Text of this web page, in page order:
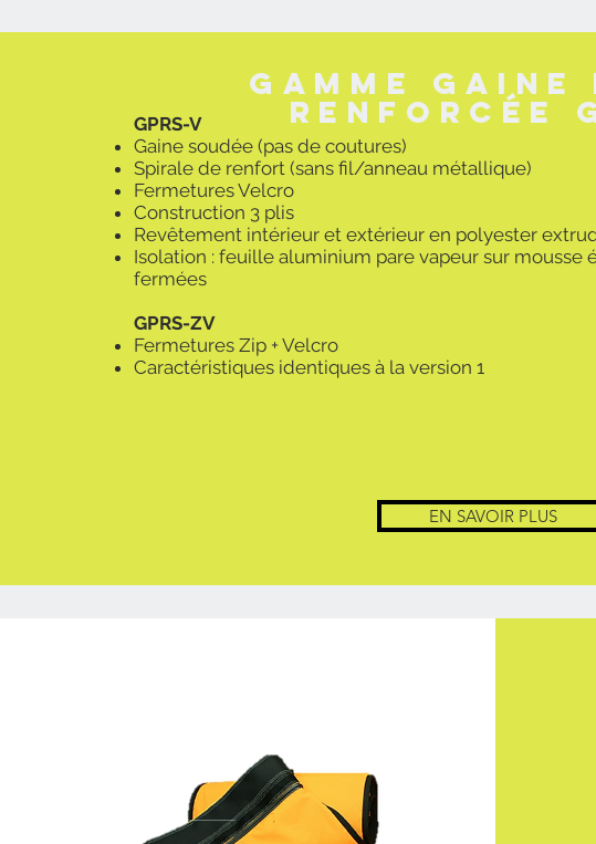
Gamme
renforcée
GPRS-V
Gaine soudée (pas de coutures)
Spirale de renfort (sans fil/anneau métallique)
Fermetures Velcro
Construction 3 plis
Revêtement intérieur et extérieur en polyester
Isolation : feuille aluminium pare vapeur sur mousse
fermées
GPRS-ZV
Fermetures Zip + Velcro
Caractéristiques identiques à la version 1
EN SAVOIR PLUS